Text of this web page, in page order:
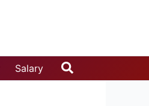
Salary Search